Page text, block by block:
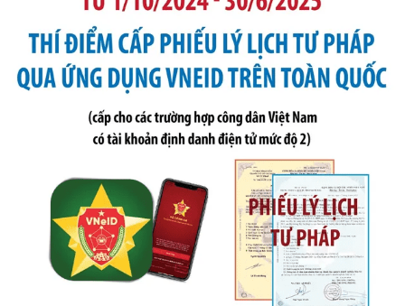
2019 của Bộ trưởng Bộ Tài chính hướng dẫn thực hiện xử
phạt vi phạm hành chính trong lĩnh vực kho bạc nhà nước
Ngày ban hành: 21/07/2026
Số kí hiệu: 291/2026/NĐ-CP
Tên: Nghị định số 291/2026/NĐ-CP của Chính phủ: Sửa
đổi, bổ sung một số điều của Nghị định số 125/2020/NĐ-СР
ngày 19 tháng 10 năm 2020 của Chính phủ quy định xử
phạt vi phạm hành chính về thuế, hóa đơn được sửa đổi, bổ
sung bởi Nghị định số 102/2021/NĐ-CP
Ngày ban hành: 20/07/2026
Số kí hiệu:2303/QĐ-UBND
Tên: Quyết định công bố Danh mục thủ tục hành chính mới
ban hành, được sửa đổi, bổ sung, bị bãi bỏ và phê duyệt
Quy trình nội bộ, quy trình điện tử giải quyết thủ tục hành
chính trong một số lĩnh vực thuộc phạm vi chức năng quản